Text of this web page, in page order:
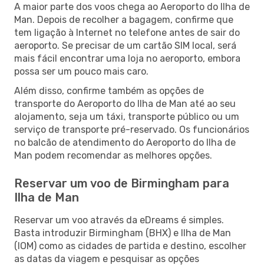
A maior parte dos voos chega ao Aeroporto do Ilha de
Man. Depois de recolher a bagagem, confirme que
tem ligação à Internet no telefone antes de sair do
aeroporto. Se precisar de um cartão SIM local, será
mais fácil encontrar uma loja no aeroporto, embora
possa ser um pouco mais caro.
Além disso, confirme também as opções de
transporte do Aeroporto do Ilha de Man até ao seu
alojamento, seja um táxi, transporte público ou um
serviço de transporte pré-reservado. Os funcionários
no balcão de atendimento do Aeroporto do Ilha de
Man podem recomendar as melhores opções.
Reservar um voo de Birmingham para
Ilha de Man
Reservar um voo através da eDreams é simples.
Basta introduzir Birmingham (BHX) e Ilha de Man
(IOM) como as cidades de partida e destino, escolher
as datas da viagem e pesquisar as opções